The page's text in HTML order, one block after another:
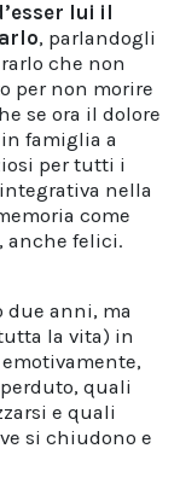
lui il
, parlandogli
che non
per non morire
se ora il dolore
famiglia a
per tutti i
nella
come
anche felici.
due anni, ma
la vita) in
quali
e quali
si chiudono e